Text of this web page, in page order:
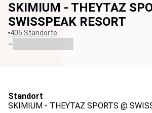
SKIMIUM - THEYTAZ
SWISSPEAK RESORT
405 Standorte
-
Standort
SKIMIUM - THEYTAZ SPORTS @